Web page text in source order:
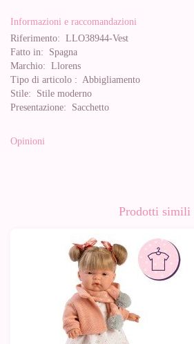
Informazioni e raccomandazioni
Riferimento: LLO38944-Vest
Fatto in: Spagna
Marchio: Llorens
Tipo di articolo : Abbigliamento
Stile: Stile moderno
Presentazione: Sacchetto
Opinioni
Prodotti simili